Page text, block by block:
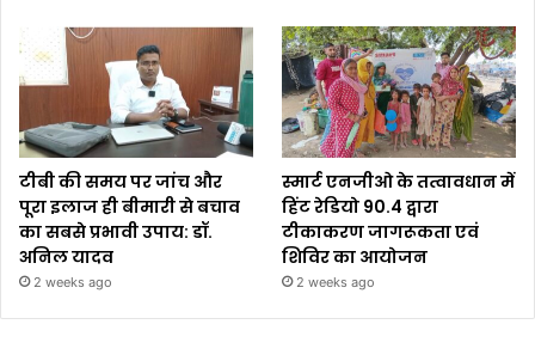
टीबी की समय पर जांच और
पूरा इलाज ही बीमारी से बचाव
का सबसे प्रभावी उपाय: डॉ.
अनिल यादव
2 weeks ago
स्मार्ट एनजीओ के तत्वावधान में
हिंट रेडियो 90.4 द्वारा
टीकाकरण जागरूकता एवं
शिविर का आयोजन
2 weeks ago